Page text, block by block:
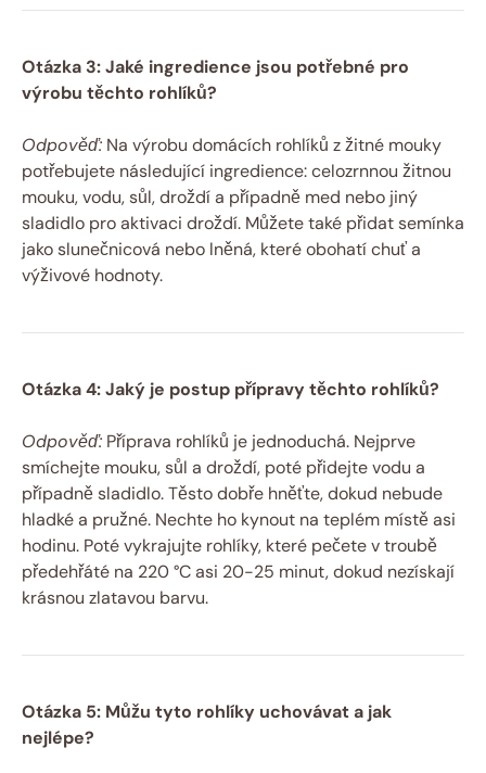
Otázka 3: Jaké ingredience jsou potřebné pro
výrobu těchto rohlíků?
Odpověď: Na výrobu domácích rohlíků z žitné mouky
potřebujete následující ingredience: celozrnnou žitnou
mouku, vodu, sůl, droždí a případně med nebo jiný
sladidlo pro aktivaci droždí. Můžete také přidat semínka
jako slunečnicová nebo lněná, které obohatí chuť a
výživové hodnoty.
Otázka 4: Jaký je postup přípravy těchto rohlíků?
Odpověď: Příprava rohlíků je jednoduchá. Nejprve
smíchejte mouku, sůl a droždí, poté přidejte vodu a
případně sladidlo. Těsto dobře hněťte, dokud nebude
hladké a pružné. Nechte ho kynout na teplém místě asi
hodinu. Poté vykrajujte rohlíky, které pečete v troubě
předehřáté na 220 °C asi 20-25 minut, dokud nezískají
krásnou zlatavou barvu.
Otázka 5: Můžu tyto rohlíky uchovávat a jak
nejlépe?